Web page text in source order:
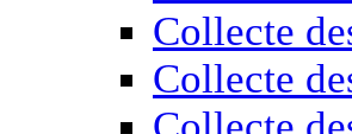
Collecte
Collecte